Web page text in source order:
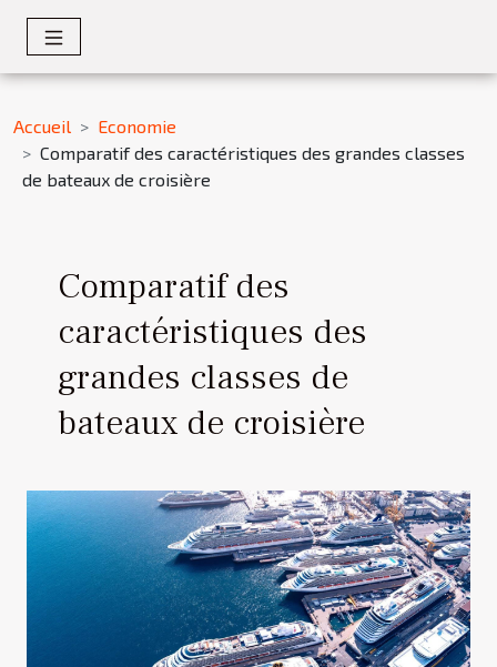
Accueil
Economie
Comparatif des caractéristiques des grandes classes
de bateaux de croisière
Comparatif des
caractéristiques des
grandes classes de
bateaux de croisière